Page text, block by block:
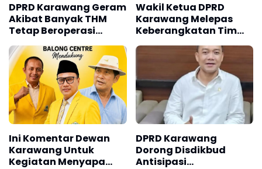
DPRD Karawang Geram
Akibat Banyak THM
Tetap Beroperasi
Tanpa Izin Lengkap
Wakil Ketua DPRD
Karawang Melepas
Keberangkatan Tim
Pelajar Nasional U-11
dan U-14 yang Akan
Berlaga di Vietnam
dan Thailand
Ini Komentar Dewan
Karawang Untuk
Kegiatan Menyapa
DPRD Karawang
Dorong Disdikbud
Antisipasi